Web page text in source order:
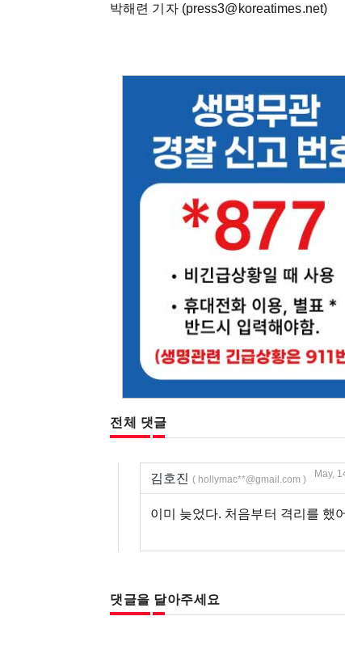
박해련 기자 (press3@koreatimes.net)
전체 댓글
김호진 ( hollymac**@gmail.com ) May,
이미 늦었다. 처음부터 격리를 했
댓글을 달아주세요